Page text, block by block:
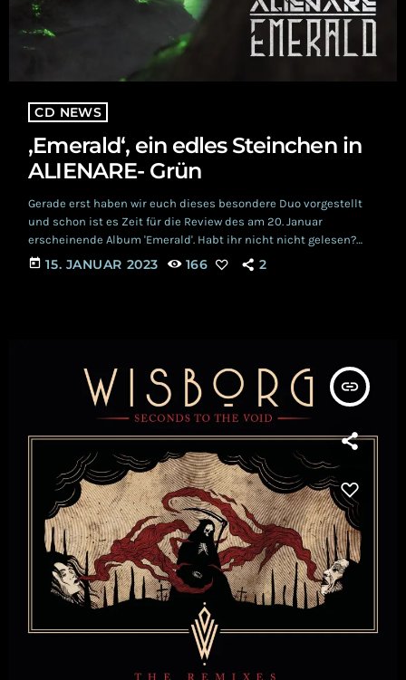
CD NEWS
‚Emerald‘, ein edles Steinchen in
ALIENARE- Grün
Gerade erst haben wir euch dieses besondere Duo vorgestellt
und schon ist es Zeit für die Review des am 20. Januar
erscheinende Album 'Emerald'. Habt ihr nicht nicht gelesen?
Damn! Okay, dann schaut doch hier einfach mal in den Artikel.
Dort erfahrt ihr nahezu alles über ALIENARE und warum sie mehr
today 15. JANUAR 2023 166 2
insert_link